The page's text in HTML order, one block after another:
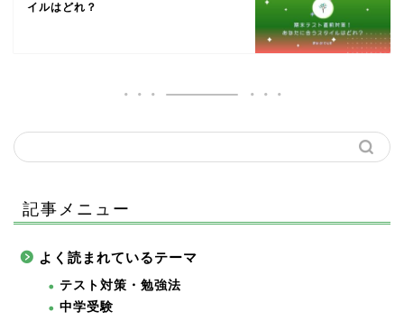
イルはどれ？
記事メニュー
よく読まれているテーマ
テスト対策・勉強法
中学受験